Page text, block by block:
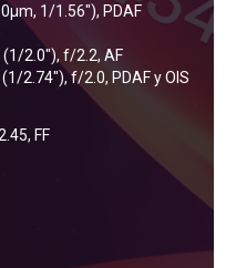
1/1.56″), PDAF
2.0"), f/2.2, AF
2.74"), f/2.0, PDAF y OIS
FF